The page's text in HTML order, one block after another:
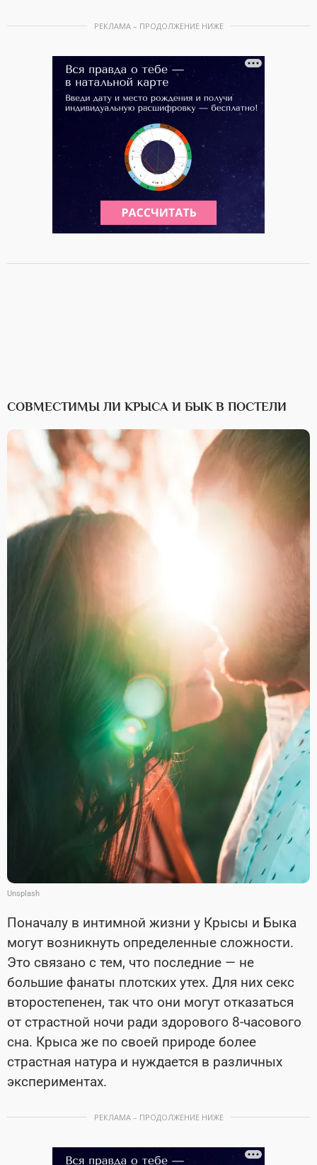
РЕКЛАМА – ПРОДОЛЖЕНИЕ НИЖЕ
СОВМЕСТИМЫ ЛИ КРЫСА И БЫК В ПОСТЕЛИ
Unsplash
Поначалу в интимной жизни у Крысы и Быка
могут возникнуть определенные сложности.
Это связано с тем, что последние — не
большие фанаты плотских утех. Для них секс
второстепенен, так что они могут отказаться
от страстной ночи ради здорового 8-часового
сна. Крыса же по своей природе более
страстная натура и нуждается в различных
экспериментах.
РЕКЛАМА – ПРОДОЛЖЕНИЕ НИЖЕ